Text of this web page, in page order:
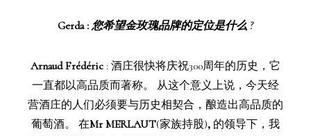
Gerda :您希望金玫瑰品牌的定位是什么 ?
Arnaud Frédéric : 酒庄很快将庆祝300周年的历史，它
一直都以高品质而著称。 从这个意义上说，今天经
营酒庄的人们必须要与历史相契合，酿造出高品质的
葡萄酒。 在Mr MERLAUT(家族持股), 的领导下，我